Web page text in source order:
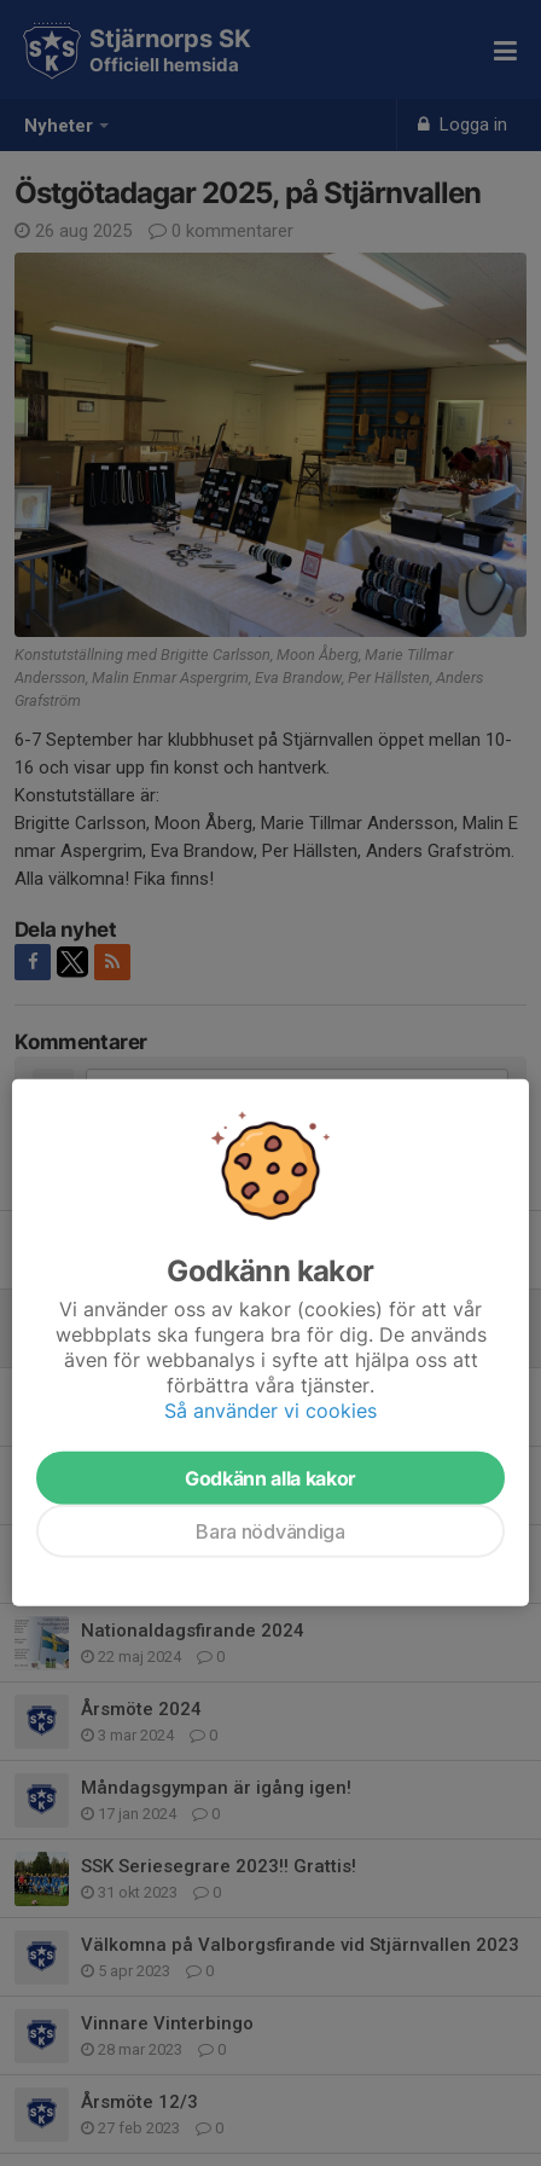
Nyheter Logga in
Stjärnorps SK
Officiell hemsida
Östgötadagar 2025, på Stjärnvallen
26 aug 2025 0 kommentarer
Konstutställning med Brigitte Carlsson, Moon Åberg, Marie Tillmar
Andersson, Malin Enmar Aspergrim, Eva Brandow, Per Hällsten, Anders
Grafström
6-7 September har klubbhuset på Stjärnvallen öppet mellan 10-
16 och visar upp fin konst och hantverk.
Konstutställare är:
Brigitte Carlsson, Moon Åberg, Marie Tillmar Andersson, Malin E
nmar Aspergrim, Eva Brandow, Per Hällsten, Anders Grafström.
Alla välkomna! Fika finns!
Dela nyhet
Kommentarer
5 mar, 14:10 0
Östgötadagar 2025, på Stjärnvallen
26 aug 2025 0
Första numret av Stjärnorpsextra 2025
26 apr 2025 0
Årsmötet 2025
Nationaldagsfirande 2024
22 maj 2024 0
Årsmöte 2024
3 mar 2024 0
Måndagsgympan är igång igen!
17 jan 2024 0
SSK Seriesegrare 2023!! Grattis!
31 okt 2023 0
Välkomna på Valborgsfirande vid Stjärnvallen 2023
5 apr 2023 0
Vinnare Vinterbingo
28 mar 2023 0
Årsmöte 12/3
27 feb 2023 0
Godkänn kakor
Vi använder oss av kakor (cookies) för att vår
webbplats ska fungera bra för dig. De används
även för webbanalys i syfte att hjälpa oss att
förbättra våra tjänster.
Så använder vi cookies
Godkänn alla kakor
Bara nödvändiga